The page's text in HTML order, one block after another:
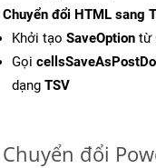
Chuyển đổi HTML sang
Khởi tạo SaveOption từ
Gọi
dạng TSV
Chuyển đổi